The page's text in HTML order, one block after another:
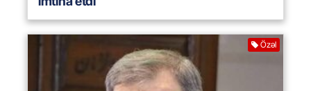
Özəl